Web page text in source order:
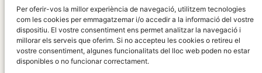
Per oferir-vos la millor experiència de navegació, utilitzem tecnologies
com les cookies per emmagatzemar i/o accedir a la informació del vostre
dispositiu. El vostre consentiment ens permet analitzar la navegació i
millorar els serveis que oferim. Si no accepteu les cookies o retireu el
vostre consentiment, algunes funcionalitats del lloc web poden no estar
disponibles o no funcionar correctament.
Política
Societat
Tendències
elRidaura.com